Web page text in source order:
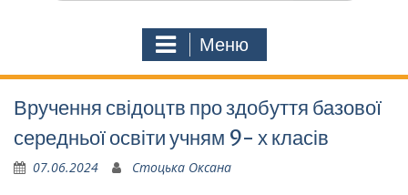
Меню
Вручення свідоцтв про здобуття базової
середньої освіти учням 9- х класів
07.06.2024 Стоцька Оксана